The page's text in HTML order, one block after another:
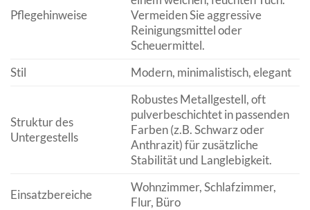
Pflegehinweise
Vermeiden Sie aggressive
Reinigungsmittel oder
Scheuermittel.
Stil
Modern, minimalistisch, elegant
Struktur des
Untergestells
Robustes Metallgestell, oft
pulverbeschichtet in passenden
Farben (z.B. Schwarz oder
Anthrazit) für zusätzliche
Stabilität und Langlebigkeit.
Einsatzbereiche
Wohnzimmer, Schlafzimmer,
Flur, Büro